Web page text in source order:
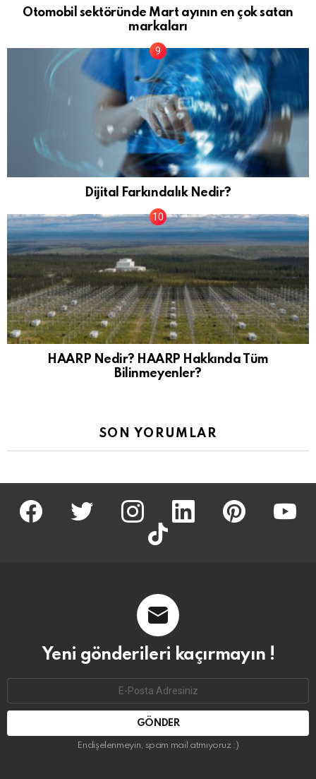
Otomobil sektöründe Mart ayının en çok satan
markaları
Dijital Farkındalık Nedir?
HAARP Nedir? HAARP Hakkında Tüm
Bilinmeyenler?
SON YORUMLAR
facebook twitter İnstagram linkedin pinterest
tiktok
Yeni gönderileri kaçırmayın !
Endişelenmeyin, spam mail atmıyoruz :)